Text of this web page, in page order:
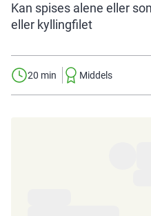
Kan spises alene eller
eller kyllingfilet
20 min Middels